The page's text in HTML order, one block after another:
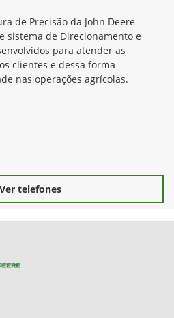
de Precisão da John Deere
sistema de Direcionamento e
para atender as
clientes e dessa forma
nas operações agrícolas.
Ver telefones